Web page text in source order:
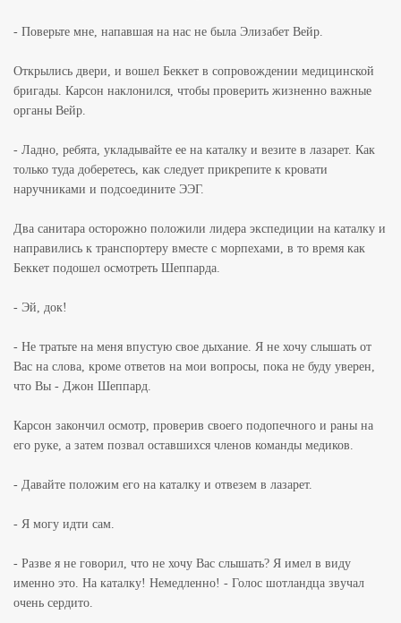
- Поверьте мне, напавшая на нас не была Элизабет Вейр.
Открылись двери, и вошел Беккет в сопровождении медицинской
бригады. Карсон наклонился, чтобы проверить жизненно важные
органы Вейр.
- Ладно, ребята, укладывайте ее на каталку и везите в лазарет. Как
только туда доберетесь, как следует прикрепите к кровати
наручниками и подсоедините ЭЭГ.
Два санитара осторожно положили лидера экспедиции на каталку и
направились к транспортеру вместе с морпехами, в то время как
Беккет подошел осмотреть Шеппарда.
- Эй, док!
- Не тратьте на меня впустую свое дыхание. Я не хочу слышать от
Вас на слова, кроме ответов на мои вопросы, пока не буду уверен,
что Вы - Джон Шеппард.
Карсон закончил осмотр, проверив своего подопечного и раны на
его руке, а затем позвал оставшихся членов команды медиков.
- Давайте положим его на каталку и отвезем в лазарет.
- Я могу идти сам.
- Разве я не говорил, что не хочу Вас слышать? Я имел в виду
именно это. На каталку! Немедленно! - Голос шотландца звучал
очень сердито.